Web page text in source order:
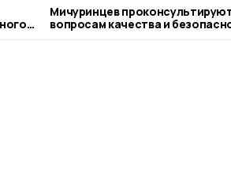
Мичуринцев проконсультируют
вопросам качества и безопасности
детских товаров